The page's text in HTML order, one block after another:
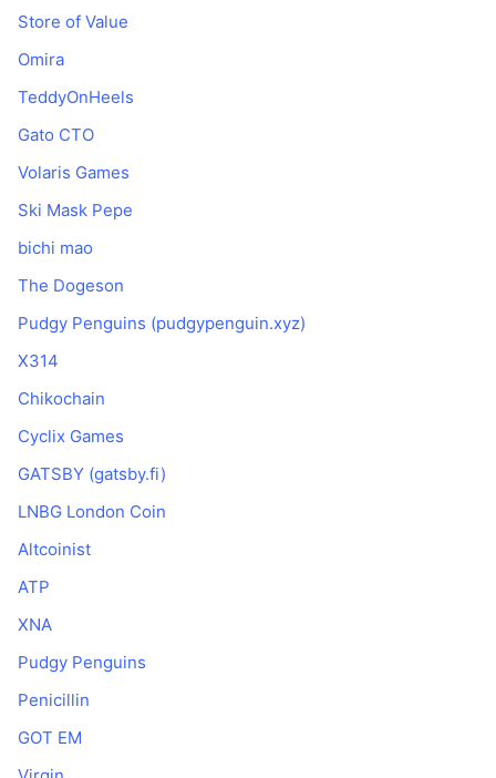
Store of Value
Omira
TeddyOnHeels
Gato CTO
Volaris Games
Ski Mask Pepe
bichi mao
The Dogeson
Pudgy Penguins (pudgypenguin.xyz)
X314
Chikochain
Cyclix Games
GATSBY (gatsby.fi)
LNBG London Coin
Altcoinist
ATP
XNA
Pudgy Penguins
Penicillin
GOT EM